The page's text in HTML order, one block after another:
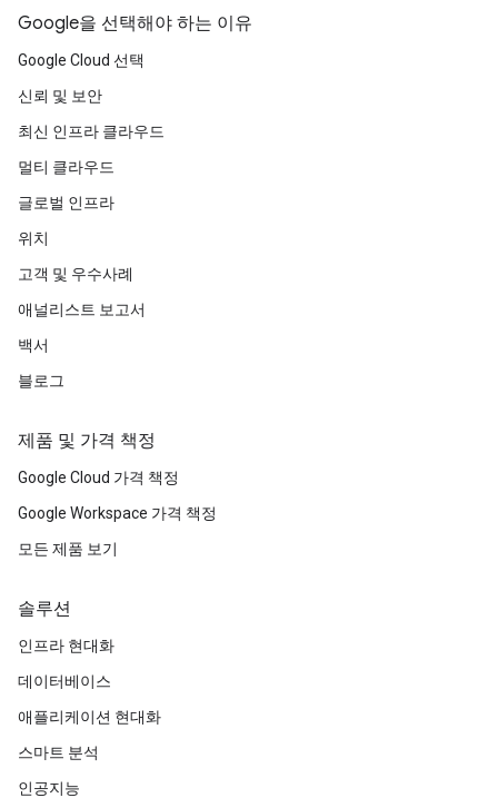
Google을 선택해야 하는 이유
Google Cloud 선택
신뢰 및 보안
최신 인프라 클라우드
멀티 클라우드
글로벌 인프라
위치
고객 및 우수사례
애널리스트 보고서
백서
블로그
제품 및 가격 책정
Google Cloud 가격 책정
Google Workspace 가격 책정
모든 제품 보기
솔루션
인프라 현대화
데이터베이스
애플리케이션 현대화
스마트 분석
인공지능